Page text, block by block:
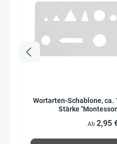
Wortarten-Schablone, ca.
Stärke
Ab 2,95